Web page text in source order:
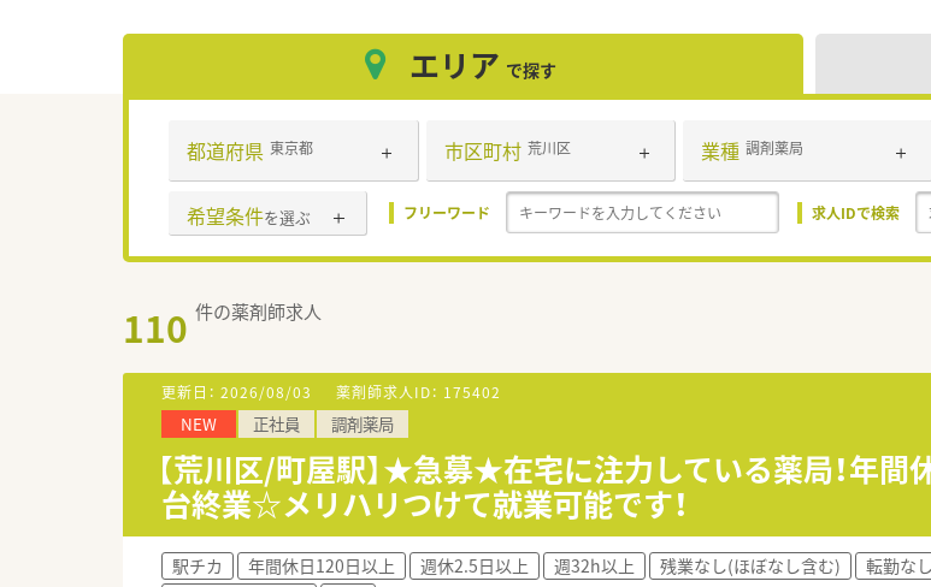
エリア で探す
都道府県 東京都 市区町村 荒川区 業種 調剤薬局
希望条件を選ぶ フリーワード 求人IDで検索
110 件の薬剤師求人
更新日： 2026/08/03 薬剤師求人ID： 175402
NEW 正社員 調剤薬局
【荒川区/町屋駅】★急募★在宅に注力している薬局！年間
台終業☆メリハリつけて就業可能です！
駅チカ 年間休日120日以上 週休2.5日以上 週32h以上 残業なし(ほぼなし含む) 転勤なし